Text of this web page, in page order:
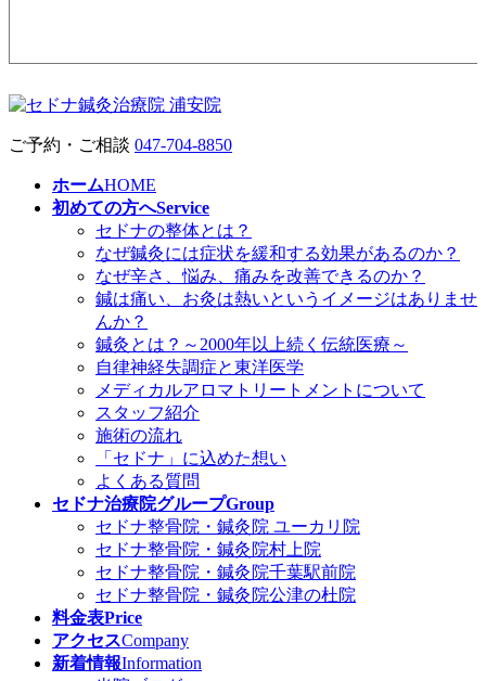
ご予約・ご相談 047-704-8850
ホームHOME
初めての方へService
セドナの整体とは？
なぜ鍼灸には症状を緩和する効果があるのか？
なぜ辛さ、悩み、痛みを改善できるのか？
鍼は痛い、お灸は熱いというイメージはありませ
んか？
鍼灸とは？～2000年以上続く伝統医療～
自律神経失調症と東洋医学
メディカルアロマトリートメントについて
スタッフ紹介
施術の流れ
「セドナ」に込めた想い
よくある質問
セドナ治療院グループGroup
セドナ整骨院・鍼灸院 ユーカリ院
セドナ整骨院・鍼灸院村上院
セドナ整骨院・鍼灸院千葉駅前院
セドナ整骨院・鍼灸院公津の杜院
料金表Price
アクセスCompany
新着情報Information